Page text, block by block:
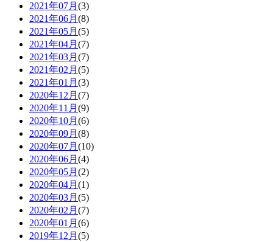
2021年07月 (3)
2021年06月 (8)
2021年05月 (5)
2021年04月 (7)
2021年03月 (7)
2021年02月 (5)
2021年01月 (3)
2020年12月 (7)
2020年11月 (9)
2020年10月 (6)
2020年09月 (8)
2020年07月 (10)
2020年06月 (4)
2020年05月 (2)
2020年04月 (1)
2020年03月 (5)
2020年02月 (7)
2020年01月 (6)
2019年12月 (5)